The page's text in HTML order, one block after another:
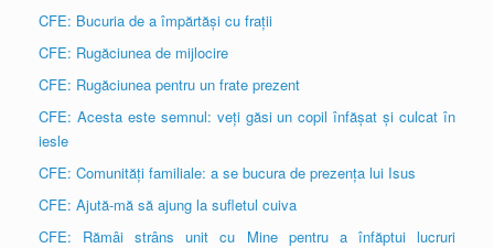
CFE: Bucuria de a împărtăși cu frații
CFE: Rugăciunea de mijlocire
CFE: Rugăciunea pentru un frate prezent
CFE: Acesta este semnul: veți găsi un copil înfășat și culcat în
iesle
CFE: Comunități familiale: a se bucura de prezența lui Isus
CFE: Ajută-mă să ajung la sufletul cuiva
CFE: Rămâi strâns unit cu Mine pentru a înfăptui lucruri